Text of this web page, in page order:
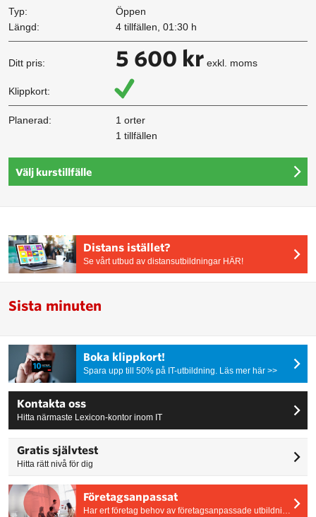
Typ:
Öppen
Längd:
4 tillfällen, 01:30 h
Ditt pris: 5 600 kr exkl. moms
Klippkort:
Planerad:
1 orter
1 tillfällen
Välj kurstillfälle
Distans istället?
Se vårt utbud av distansutbildningar HÄR!
Sista minuten
Boka klippkort!
Spara upp till 50% på IT-utbildning. Läs mer här >>
Kontakta oss
Hitta närmaste Lexicon-kontor inom IT
Gratis självtest
Hitta rätt nivå för dig
Företagsanpassat
Har ert företag behov av företagsanpassade utbildningar? Vi skräddarsyr utbildningens tid, plats och innehåll efter era behov.